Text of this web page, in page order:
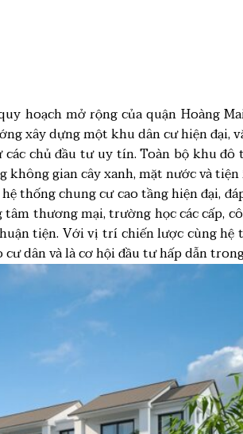
hoạch mở rộng của quận Hoàng
xây dựng một khu dân cư hiện đại,
chủ đầu tư uy tín. Toàn bộ khu
gian cây xanh, mặt nước và tiện
thống chung cư cao tầng hiện đại,
thương mại, trường học các cấp,
tiện. Với vị trí chiến lược cùng hệ
dân và là cơ hội đầu tư hấp dẫn